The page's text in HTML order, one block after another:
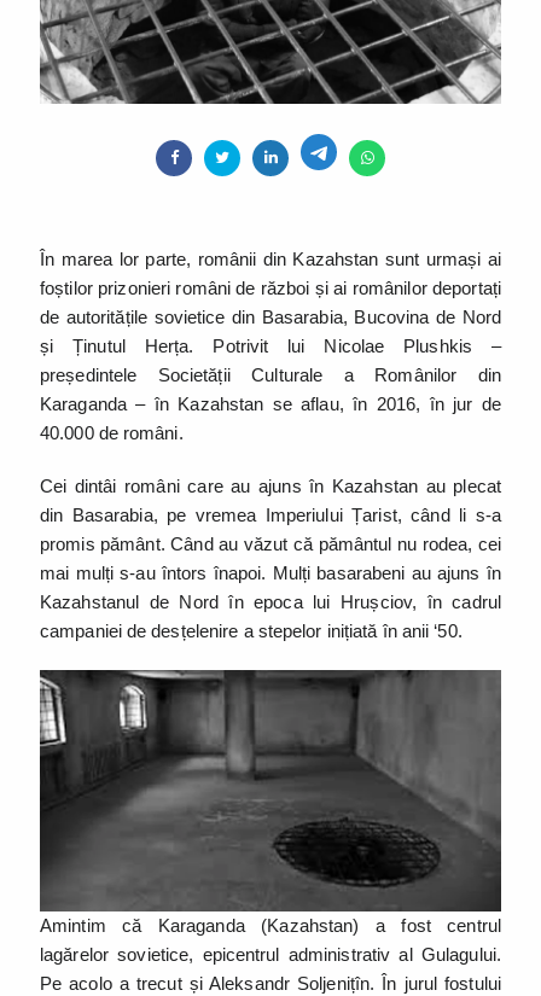
În marea lor parte, românii din Kazahstan sunt urmași ai
foștilor prizonieri români de război și ai românilor deportați
de autoritățile sovietice din Basarabia, Bucovina de Nord
și Ținutul Herța. Potrivit lui Nicolae Plushkis –
președintele Societății Culturale a Românilor din
Karaganda – în Kazahstan se aflau, în 2016, în jur de
40.000 de români.
Cei dintâi români care au ajuns în Kazahstan au plecat
din Basarabia, pe vremea Imperiului Țarist, când li s-a
promis pământ. Când au văzut că pământul nu rodea, cei
mai mulți s-au întors înapoi. Mulți basarabeni au ajuns în
Kazahstanul de Nord în epoca lui Hrușciov, în cadrul
campaniei de desțelenire a stepelor inițiată în anii ‘50.
Amintim că Karaganda (Kazahstan) a fost centrul
lagărelor sovietice, epicentrul administrativ al Gulagului.
Pe acolo a trecut și Aleksandr Soljenițîn. În jurul fostului